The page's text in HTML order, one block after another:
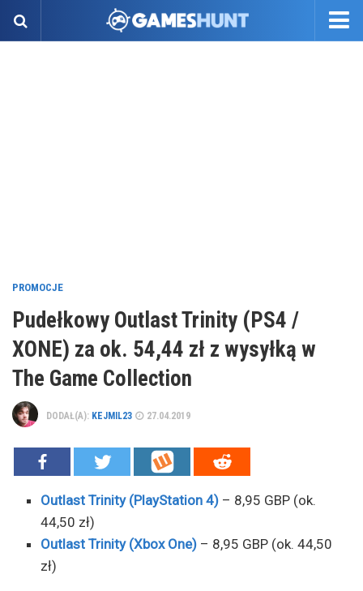
PROMOCJE
Pudełkowy Outlast Trinity (PS4 /
XONE) za ok. 54,44 zł z wysyłką w
The Game Collection
DODAŁ(A): KEJMIL23 27.04.2019
Outlast Trinity (PlayStation 4) – 8,95 GBP (ok.
44,50 zł)
Outlast Trinity (Xbox One) – 8,95 GBP (ok. 44,50
zł)